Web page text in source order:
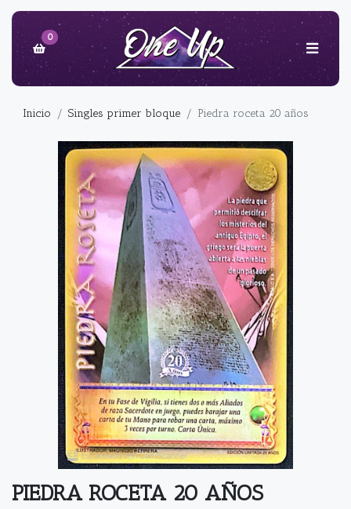
0
Inicio Singles primer bloque Piedra roceta 20 años
PIEDRA ROCETA 20 AÑOS